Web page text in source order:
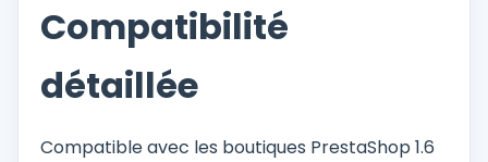
Compatibilité
détaillée
Compatible avec les boutiques PrestaShop 1.6